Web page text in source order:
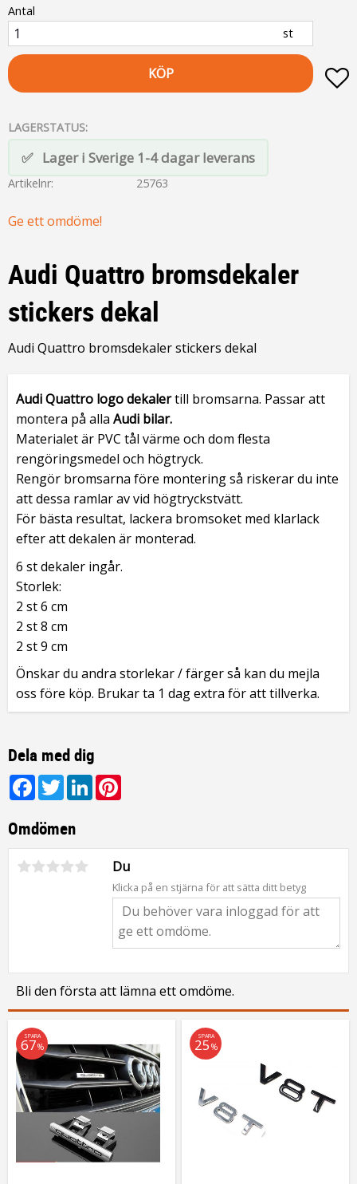
Antal
st
KÖP
LAGERSTATUS
Lager i Sverige 1-4 dagar leverans
Artikelnr 25763
Ge ett omdöme!
Audi Quattro bromsdekaler
stickers dekal
Audi Quattro bromsdekaler stickers dekal
Audi Quattro logo dekalertill bromsarna. Passar att
montera på alla Audi bilar.
Materialet är PVC tål värme och dom flesta
rengöringsmedel och högtryck.
Rengör bromsarna före montering så riskerar du inte
att dessa ramlar av vid högtryckstvätt.
För bästa resultat, lackera bromsoket med klarlack
efter att dekalen är monterad.
6 st dekaler ingår.
Storlek:
2 st 6 cm
2 st 8 cm
2 st 9 cm
Önskar du andra storlekar / färger så kan du mejla
oss före köp. Brukar ta 1 dag extra för att tillverka.
Dela med dig
Facebook
TwitterLinkedIn
Omdömen
Du
Klicka på en stjärna för att sätta ditt betyg
Bli den första att lämna ett omdöme.
SPARA
67%
SPARA
25 %